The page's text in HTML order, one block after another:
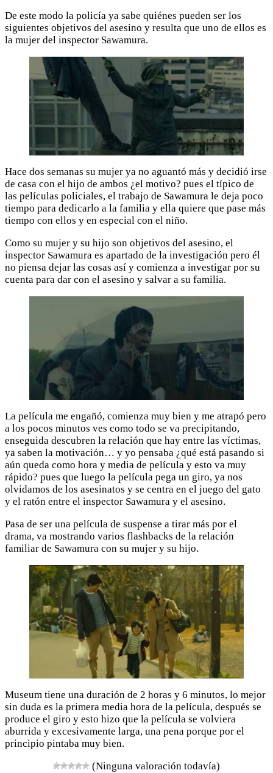
De este modo la policía ya sabe quiénes pueden ser los
siguientes objetivos del asesino y resulta que uno de ellos es
la mujer del inspector Sawamura.
Hace dos semanas su mujer ya no aguantó más y decidió irse
de casa con el hijo de ambos ¿el motivo? pues el típico de
las películas policiales, el trabajo de Sawamura le deja poco
tiempo para dedicarlo a la familia y ella quiere que pase más
tiempo con ellos y en especial con el niño.
Como su mujer y su hijo son objetivos del asesino, el
inspector Sawamura es apartado de la investigación pero él
no piensa dejar las cosas así y comienza a investigar por su
cuenta para dar con el asesino y salvar a su familia.
La película me engañó, comienza muy bien y me atrapó pero
a los pocos minutos ves como todo se va precipitando,
enseguida descubren la relación que hay entre las víctimas,
ya saben la motivación… y yo pensaba ¿qué está pasando si
aún queda como hora y media de película y esto va muy
rápido? pues que luego la película pega un giro, ya nos
olvidamos de los asesinatos y se centra en el juego del gato
y el ratón entre el inspector Sawamura y el asesino.
Pasa de ser una película de suspense a tirar más por el
drama, va mostrando varios flashbacks de la relación
familiar de Sawamura con su mujer y su hijo.
Museum tiene una duración de 2 horas y 6 minutos, lo mejor
sin duda es la primera media hora de la película, después se
produce el giro y esto hizo que la película se volviera
aburrida y excesivamente larga, una pena porque por el
principio pintaba muy bien.
(Ninguna valoración todavía)